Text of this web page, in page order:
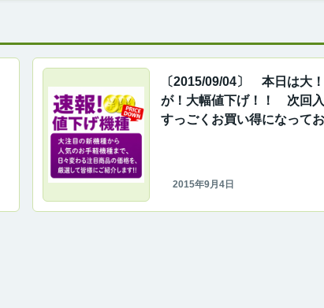
〔2015/09/04〕 本日は大
が！大幅値下げ！！ 次回入
すっごくお買い得になって
2015年9月4日